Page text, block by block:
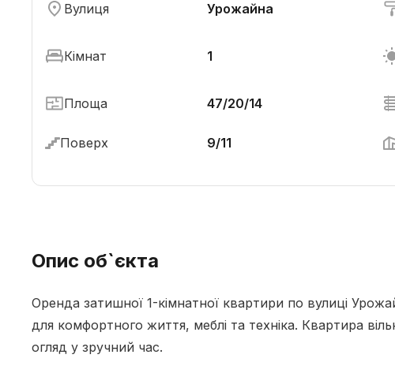
Вулиця Урожайна
Кімнат 1
Площа 47/20/14
Поверх 9/11
Опис об`єкта
Оренда затишної 1-кімнатної квартири по вулиці
для комфортного життя, меблі та техніка. Квартира
огляд у зручний час.